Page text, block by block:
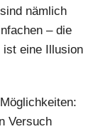
nämlich
– die
ist eine Illusion
Versuch